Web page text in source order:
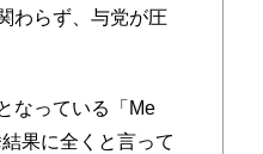
わらず、与党が圧
なっている「Me
果に全くと言って